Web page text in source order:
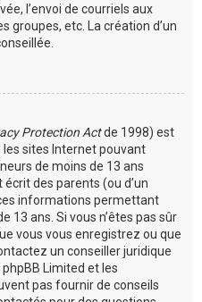
l’envoi de courriels aux
groupes, etc. La création d’un
Protection Actde 1998) est
les sites Internet pouvant
de moins de 13 ans
des parents (ou d’un
informations permettant
13 ans. Si vous n’êtes pas sûr
vous vous enregistrez ou que
un conseiller juridique
Limited et les
pas fournir de conseils